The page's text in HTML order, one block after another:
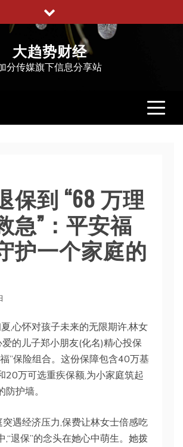
大趋势财经
分传媒旗下信息分享站
保到 “68 万理
急”：平安福
护一个家庭的
,心怀对孩子未来的无限期许,林女
的儿子郑小朋友(化名)精心投保
”保险组合。这份保障包含40万基
20万可选重疾保额,为小家庭筑起
护墙。
遇经济压力,保费让林女士倍感吃
,“退保”的念头在她心中萌生。她拨